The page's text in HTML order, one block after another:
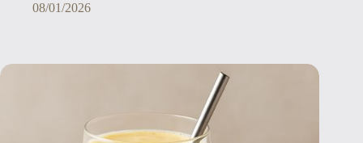
08/01/2026